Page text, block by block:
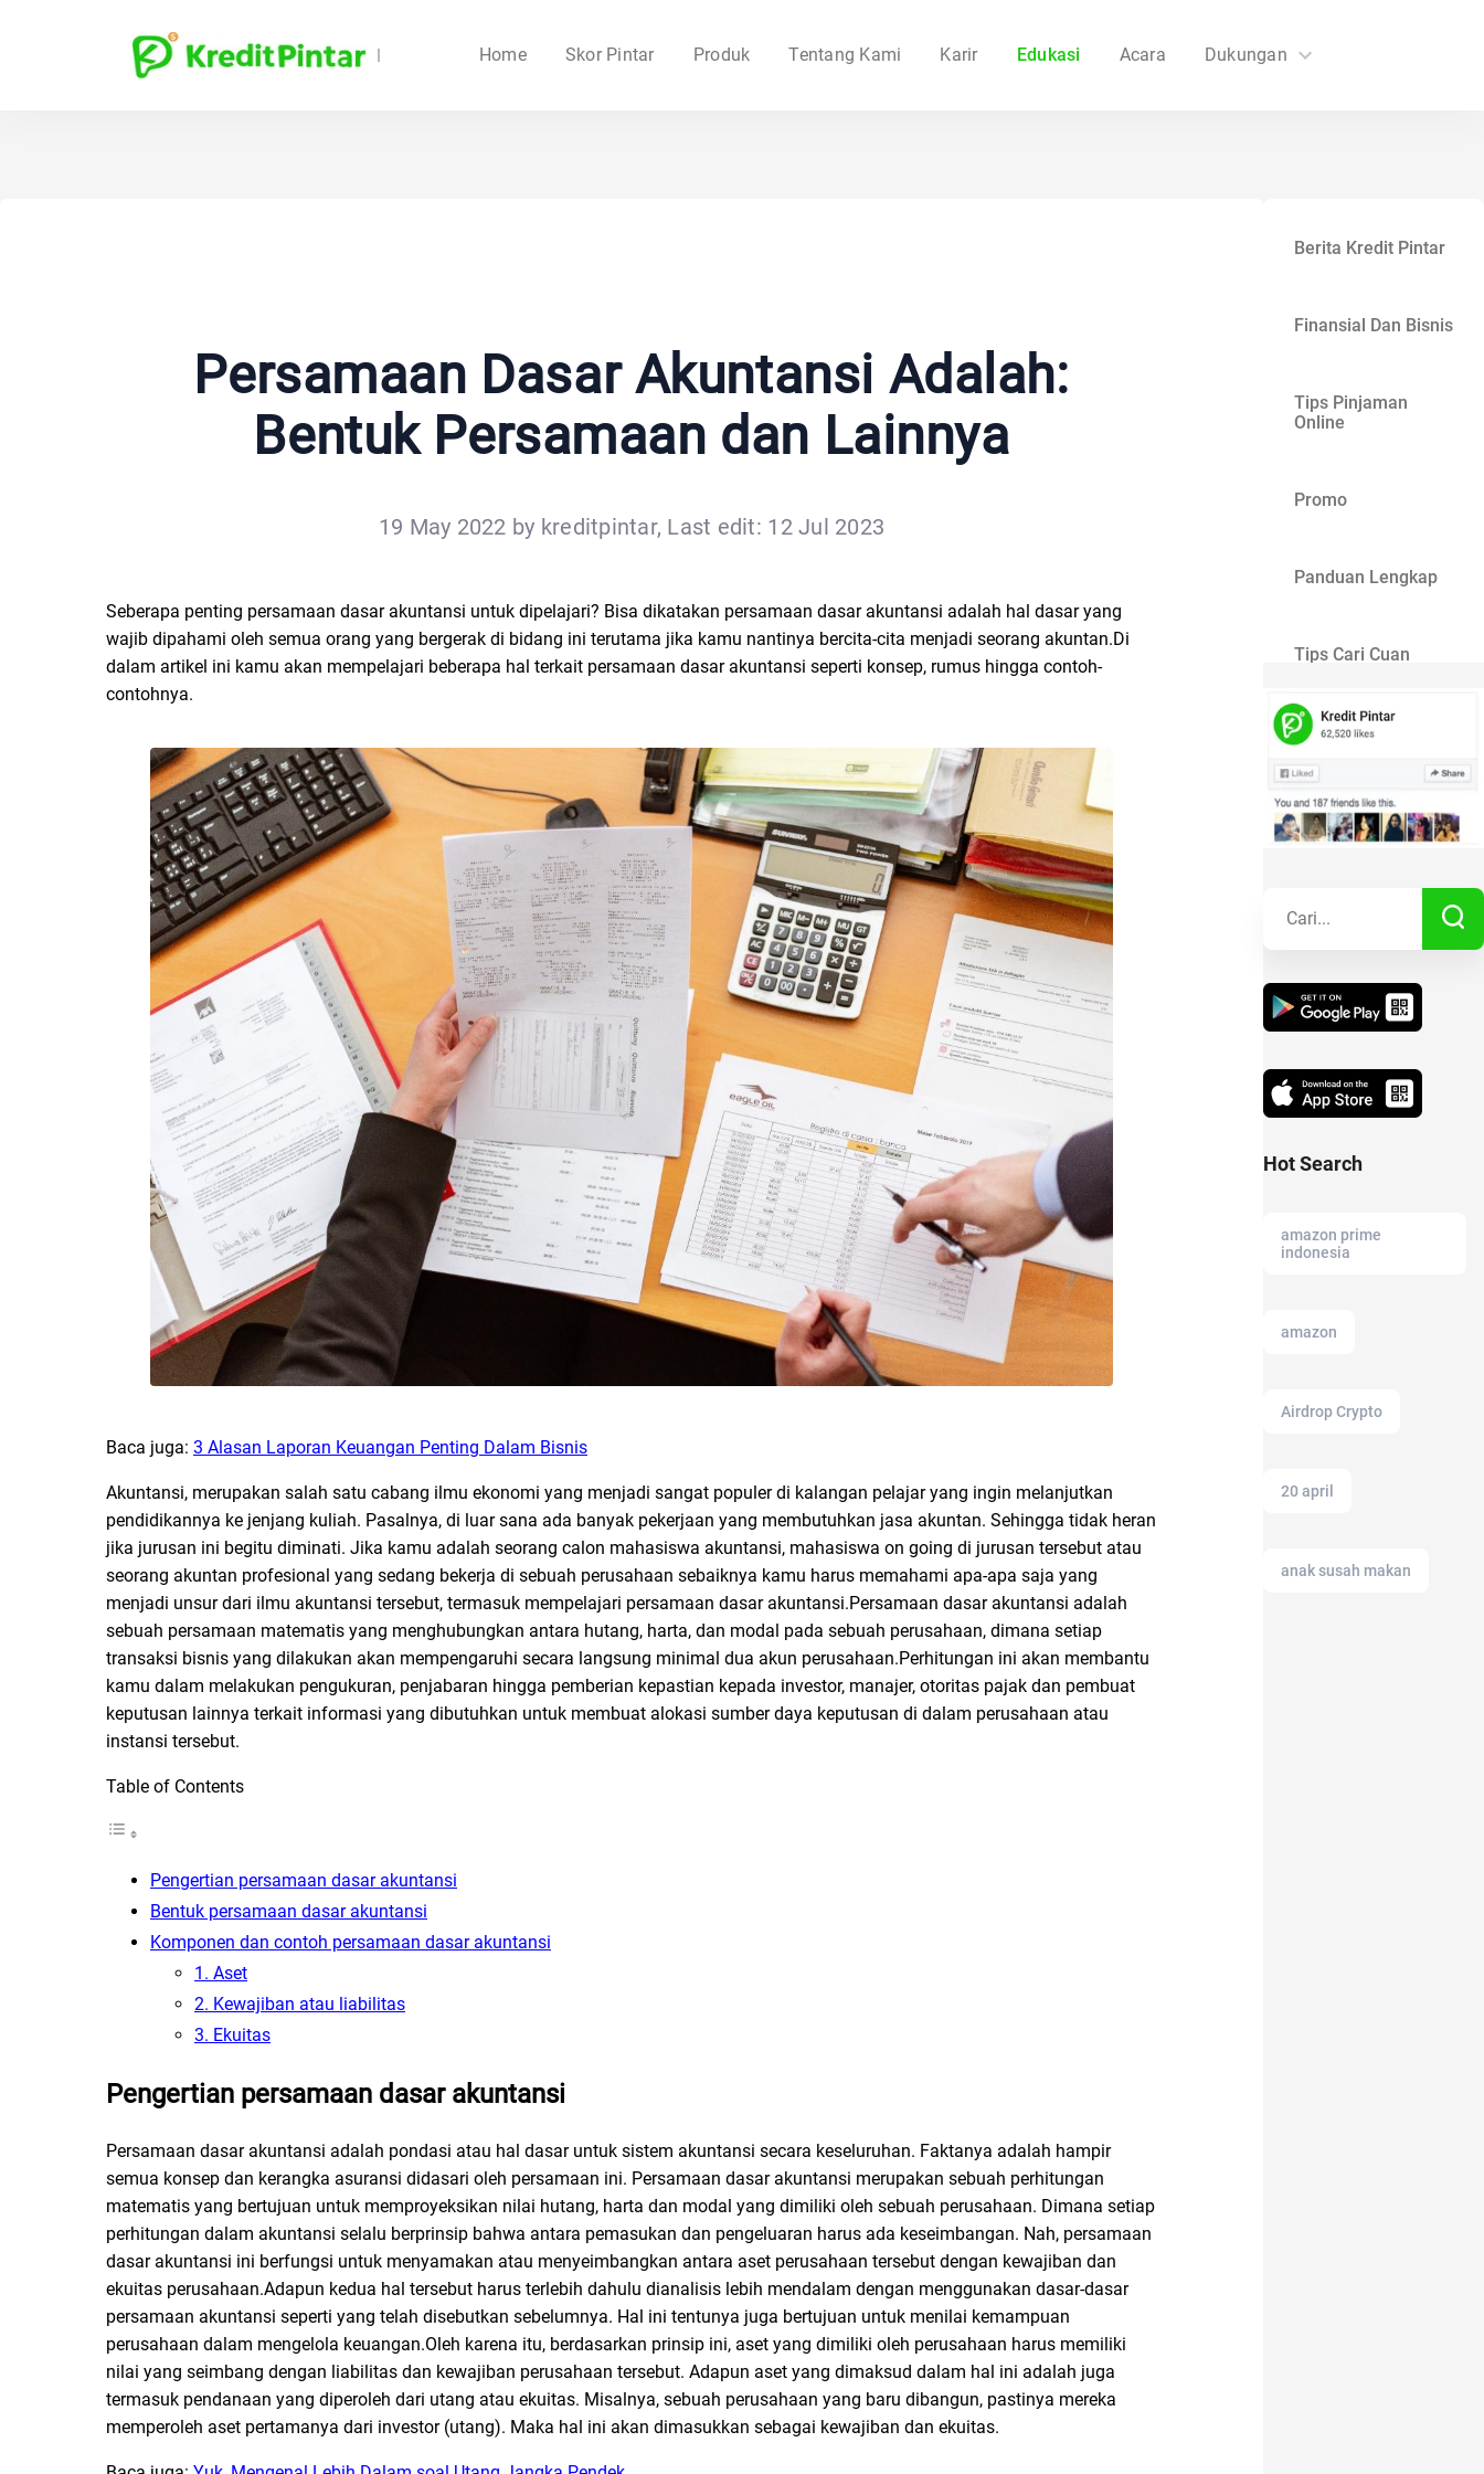
Home Skor Pintar Produk Tentang Kami Karir Edukasi Acara Dukungan
Persamaan Dasar Akuntansi Adalah:
Bentuk Persamaan dan Lainnya
19 May 2022 by kreditpintar, Last edit: 12 Jul 2023
Seberapa penting persamaan dasar akuntansi untuk dipelajari? Bisa dikatakan persamaan dasar akuntansi adalah hal dasar yang
wajib dipahami oleh semua orang yang bergerak di bidang ini terutama jika kamu nantinya bercita-cita menjadi seorang akuntan.Di
dalam artikel ini kamu akan mempelajari beberapa hal terkait persamaan dasar akuntansi seperti konsep, rumus hingga contoh-
contohnya.
Baca juga: 3 Alasan Laporan Keuangan Penting Dalam Bisnis
Akuntansi, merupakan salah satu cabang ilmu ekonomi yang menjadi sangat populer di kalangan pelajar yang ingin melanjutkan
pendidikannya ke jenjang kuliah. Pasalnya, di luar sana ada banyak pekerjaan yang membutuhkan jasa akuntan. Sehingga tidak heran
jika jurusan ini begitu diminati. Jika kamu adalah seorang calon mahasiswa akuntansi, mahasiswa on going di jurusan tersebut atau
seorang akuntan profesional yang sedang bekerja di sebuah perusahaan sebaiknya kamu harus memahami apa-apa saja yang
menjadi unsur dari ilmu akuntansi tersebut, termasuk mempelajari persamaan dasar akuntansi.Persamaan dasar akuntansi adalah
sebuah persamaan matematis yang menghubungkan antara hutang, harta, dan modal pada sebuah perusahaan, dimana setiap
transaksi bisnis yang dilakukan akan mempengaruhi secara langsung minimal dua akun perusahaan.Perhitungan ini akan membantu
kamu dalam melakukan pengukuran, penjabaran hingga pemberian kepastian kepada investor, manajer, otoritas pajak dan pembuat
keputusan lainnya terkait informasi yang dibutuhkan untuk membuat alokasi sumber daya keputusan di dalam perusahaan atau
instansi tersebut.
Table of Contents
Pengertian persamaan dasar akuntansi
Bentuk persamaan dasar akuntansi
Komponen dan contoh persamaan dasar akuntansi
1. Aset
2. Kewajiban atau liabilitas
3. Ekuitas
Pengertian persamaan dasar akuntansi
Persamaan dasar akuntansi adalah pondasi atau hal dasar untuk sistem akuntansi secara keseluruhan. Faktanya adalah hampir
semua konsep dan kerangka asuransi didasari oleh persamaan ini. Persamaan dasar akuntansi merupakan sebuah perhitungan
matematis yang bertujuan untuk memproyeksikan nilai hutang, harta dan modal yang dimiliki oleh sebuah perusahaan. Dimana setiap
perhitungan dalam akuntansi selalu berprinsip bahwa antara pemasukan dan pengeluaran harus ada keseimbangan. Nah, persamaan
dasar akuntansi ini berfungsi untuk menyamakan atau menyeimbangkan antara aset perusahaan tersebut dengan kewajiban dan
ekuitas perusahaan.Adapun kedua hal tersebut harus terlebih dahulu dianalisis lebih mendalam dengan menggunakan dasar-dasar
persamaan akuntansi seperti yang telah disebutkan sebelumnya. Hal ini tentunya juga bertujuan untuk menilai kemampuan
perusahaan dalam mengelola keuangan.Oleh karena itu, berdasarkan prinsip ini, aset yang dimiliki oleh perusahaan harus memiliki
nilai yang seimbang dengan liabilitas dan kewajiban perusahaan tersebut. Adapun aset yang dimaksud dalam hal ini adalah juga
termasuk pendanaan yang diperoleh dari utang atau ekuitas. Misalnya, sebuah perusahaan yang baru dibangun, pastinya mereka
memperoleh aset pertamanya dari investor (utang). Maka hal ini akan dimasukkan sebagai kewajiban dan ekuitas.
Berita Kredit Pintar
Finansial Dan Bisnis
Tips Pinjaman
Online
Promo
Panduan Lengkap
Tips Cari Cuan
Gaya Hidup
Kisah Sukses
Hot Search
amazon prime
indonesia
amazon
Airdrop Crypto
20 april
anak susah makan